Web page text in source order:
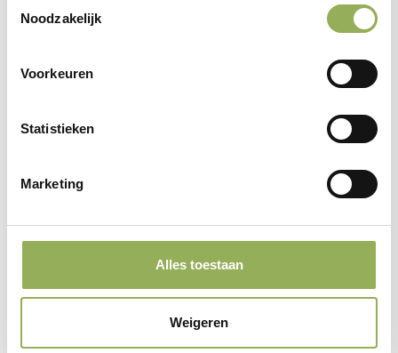
Noodzakelijk
Voorkeuren
Statistieken
Marketing
Alles toestaan
Weigeren
De Kempen
Jouw m brengt de rand van deRegte Heidetot
bloei en beschermt kwetsbare natuur. Jouw hulp
maakt groot verschil.